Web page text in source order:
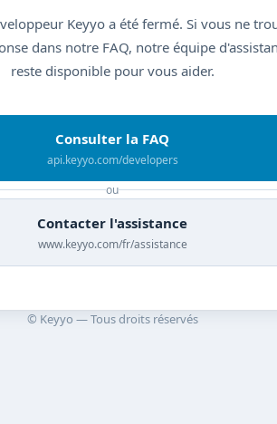
Keyyo a été fermé. Si vous ne
dans notre FAQ, notre équipe
reste disponible pour vous aider.
Consulter la FAQ
api.keyyo.com/developers
ou
Contacter l'assistance
www.keyyo.com/fr/assistance
© Keyyo — Tous droits réservés